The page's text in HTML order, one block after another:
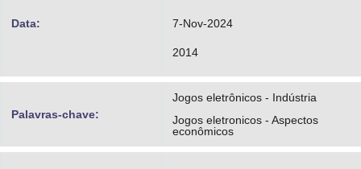
Data: 7-Nov-2024
2014
Palavras-chave:
Jogos eletrônicos - Indústria
Jogos eletronicos - Aspectos
econômicos